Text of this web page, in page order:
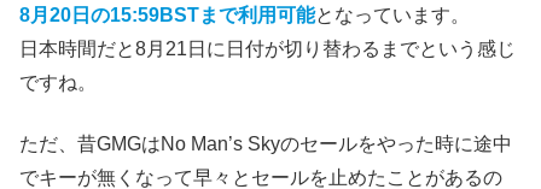
8月20日の15:59BSTまで利用可能となっています。
日本時間だと8月21日に日付が切り替わるまでという感じ
ですね。
ただ、昔GMGはNo Man’s Skyのセールをやった時に途中
でキーが無くなって早々とセールを止めたことがあるの